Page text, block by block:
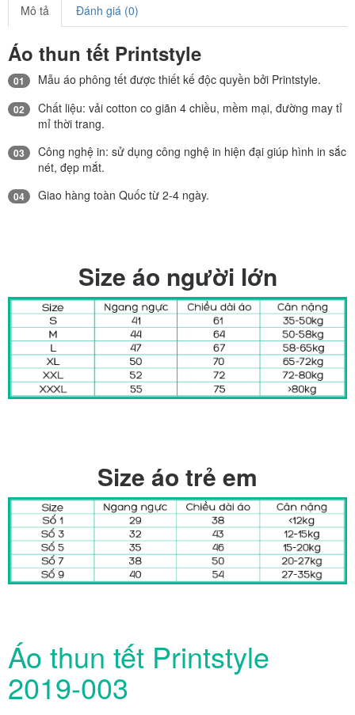
Mô tả Đánh giá (0)
Áo thun tết Printstyle
01 Mẫu áo phông tết được thiết kế độc quyền bởi Printstyle.
02
Chất liệu: vải cotton co giãn 4 chiều, mềm mại, đường may tỉ
mỉ thời trang.
03
Công nghệ in: sử dụng công nghệ in hiện đại giúp hình in sắc
nét, đẹp mắt.
04 Giao hàng toàn Quốc từ 2-4 ngày.
Size áo người lớn
Size áo trẻ em
Áo thun tết Printstyle
2019-003